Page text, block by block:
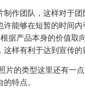
作团队，这样对于
能够在短暂的时间
据产品本身的价值
样有利于达到宣传的
片的类型这里还有一
特点。